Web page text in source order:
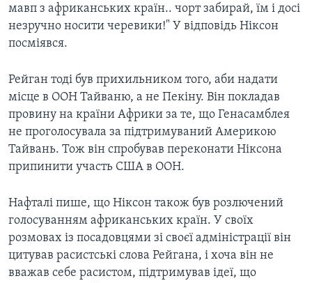
мавп з африканських країн.. чорт забирай, їм і досі
незручно носити черевики!" У відповідь Ніксон
посміявся.
Рейган тоді був прихильником того, аби надати
місце в ООН Тайваню, а не Пекіну. Він покладав
провину на країни Африки за те, що Генасамблея
не проголосувала за підтримуваний Америкою
Тайвань. Тож він спробував переконати Ніксона
припинити участь США в ООН.
Нафталі пише, що Ніксон також був розлючений
голосуванням африканських країн. У своїх
розмовах із посадовцями зі своєї адміністрації він
цитував расистські слова Рейгана, і хоча він не
вважав себе расистом, підтримував ідеї, що